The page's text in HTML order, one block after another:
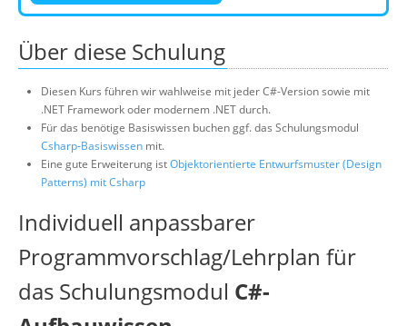
Über diese Schulung
Diesen Kurs führen wir wahlweise mit jeder C#-Version sowie mit
.NET Framework oder modernem .NET durch.
Für das benötige Basiswissen buchen ggf. das Schulungsmodul
Csharp-Basiswissen mit.
Eine gute Erweiterung istObjektorientierte Entwurfsmuster (Design
Patterns) mit Csharp
Individuell anpassbarer
Programmvorschlag/Lehrplan für
das Schulungsmodul C#-